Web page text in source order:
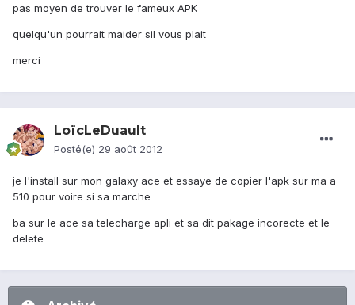
pas moyen de trouver le fameux APK
quelqu'un pourrait maider sil vous plait
merci
LoïcLeDuault
Posté(e) 29 août 2012
je l'install sur mon galaxy ace et essaye de copier l'apk sur ma a
510 pour voire si sa marche
ba sur le ace sa telecharge apli et sa dit pakage incorecte et le
delete